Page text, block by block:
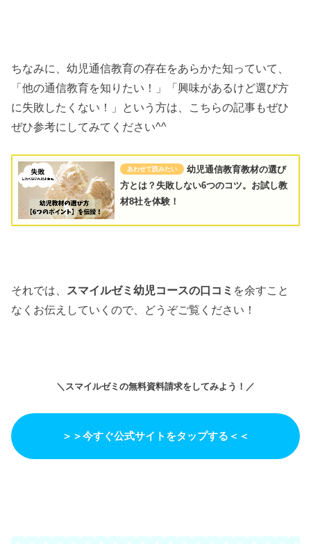
ちなみに、幼児通信教育の存在をあらかた知っていて、
「他の通信教育を知りたい！」「興味があるけど選び方
に失敗したくない！」という方は、こちらの記事もぜひ
ぜひ参考にしてみてください^^
幼児通信教育教材の選び
方とは？失敗しない6つのコツ。お試し教
材8社を体験！
それでは、 スマイルゼミ幼児コースの口コミ を余すこと
なくお伝えしていくので、どうぞご覧ください！
＼スマイルゼミの無料資料請求をしてみよう！／
＞＞今すぐ公式サイトをタップする＜＜